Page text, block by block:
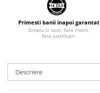
Primesti banii inapoi garantat
Simplu si usor, fara motiv,
fara justificari.
Descriere